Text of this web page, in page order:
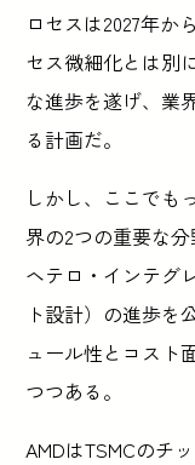
ロセスは2027年か
セス微細化とは別
な進歩を遂げ、業
る計画だ。
しかし、ここでも
界の2つの重要な
ヘテロ・インテグ
ト設計）の進歩を
ュール性とコスト
つつある。
AMDはTSMCのチ